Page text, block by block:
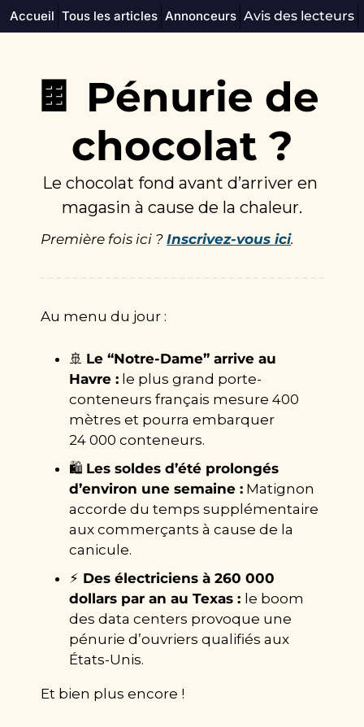
Accueil Tous les articles Annonceurs Avis des lecteurs
🍫 Pénurie de
chocolat ?
Le chocolat fond avant d’arriver en
magasin à cause de la chaleur.
Première fois ici ? Inscrivez-vous ici.
Au menu du jour :
🚢 Le “Notre-Dame” arrive au
Havre : le plus grand porte-
conteneurs français mesure 400
mètres et pourra embarquer
24 000 conteneurs.
🛍️ Les soldes d’été prolongés
d’environ une semaine : Matignon
accorde du temps supplémentaire
aux commerçants à cause de la
canicule.
⚡ Des électriciens à 260 000
dollars par an au Texas : le boom
des data centers provoque une
pénurie d’ouvriers qualifiés aux
États-Unis.
Et bien plus encore !